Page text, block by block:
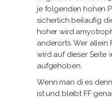
je folgenden hohen
sicherlich beilaufig
hoher wird
anderorts. Wer allein
wird auf dieser Seite
aufgehoben.
Wenn man di es
ist und bleibt FF